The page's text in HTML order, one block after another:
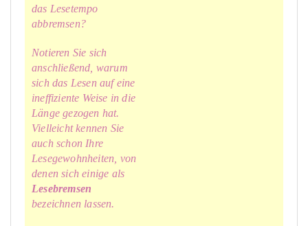
das Lesetempo
abbremsen?
Notieren Sie sich
anschließend, warum
sich das Lesen auf eine
ineffiziente Weise in die
Länge gezogen hat.
Vielleicht kennen Sie
auch schon Ihre
Lesegewohnheiten, von
denen sich einige als
Lesebremsen
bezeichnen lassen.